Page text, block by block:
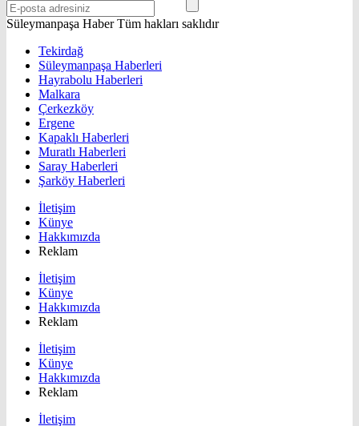
Süleymanpaşa Haber Tüm hakları saklıdır
Tekirdağ
Süleymanpaşa Haberleri
Hayrabolu Haberleri
Malkara
Çerkezköy
Ergene
Kapaklı Haberleri
Muratlı Haberleri
Saray Haberleri
Şarköy Haberleri
İletişim
Künye
Hakkımızda
Reklam
İletişim
Künye
Hakkımızda
Reklam
İletişim
Künye
Hakkımızda
Reklam
İletişim